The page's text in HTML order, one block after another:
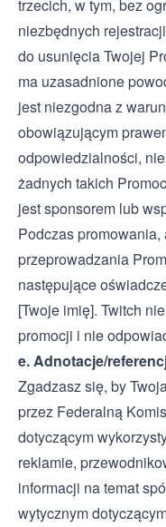
trzecich, w tym, bez
niezbędnych
do usunięcia Twojej
ma uzasadnione
jest niezgodna z
obowiązującym
odpowiedzialności,
żadnych takich
jest sponsorem lub
Podczas
przeprowadzania
następujące
[Twoje imię]. Twitch
promocji i nie
e. Adnotacje/
Zgadzasz się, by
przez Federalną
dotyczącym
reklamie,
informacji na temat
wytycznym